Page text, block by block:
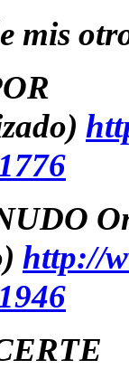
mis
)
) http://